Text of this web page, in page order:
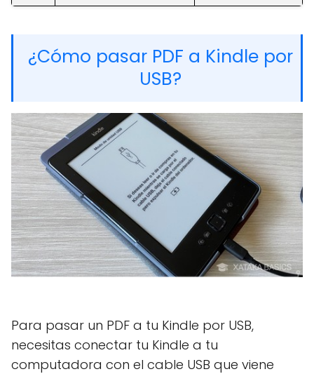
¿Cómo pasar PDF a Kindle por
USB?
Para pasar un PDF a tu Kindle por USB,
necesitas conectar tu Kindle a tu
computadora con el cable USB que viene